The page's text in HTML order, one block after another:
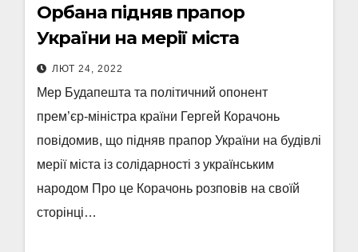
Орбана підняв прапор
України на мерії міста
ЛЮТ 24, 2022
Мер Будапешта та політичний опонент
прем’єр-міністра країни Гергей Корачонь
повідомив, що підняв прапор України на будівлі
мерії міста із солідарності з українським
народом Про це Корачонь розповів на своїй
сторінці…